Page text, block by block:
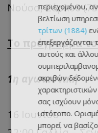
Νούσα, Σόρλοθ
Το πρόγραμμα
1η αγωνιστική
16 Ιουνίου
περιεχομένου,
βελτίωση
τρίτων (1884)
επεξεργάζονται
αυτούς και
ακριβών
σας ισχύουν
ιστότοπο.
μπορεί να